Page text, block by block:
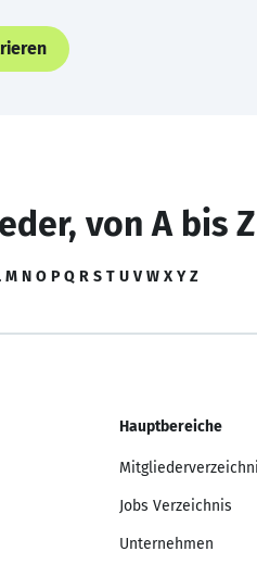
von A bis Z
M N O P Q R S T U V W X Y Z
Hauptbereiche
Jobs Verzeichnis
Unternehmen